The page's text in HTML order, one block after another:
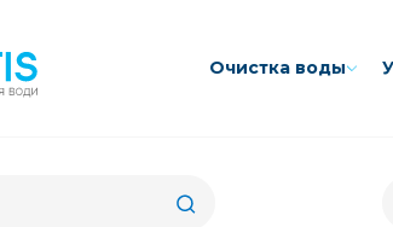
Очиcтка воды